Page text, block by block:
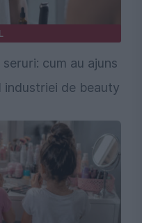
cum au ajuns
de beauty